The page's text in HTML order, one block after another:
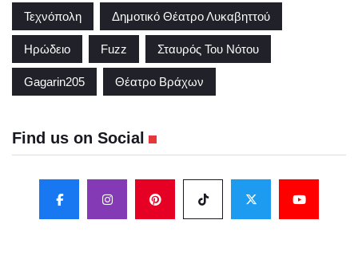
Τεχνόπολη Δημοτικό Θέατρο Λυκαβηττού
Ηρώδειο Fuzz Σταυρός Του Νότου
Gagarin205 Θέατρο Βράχων
Find us on Social